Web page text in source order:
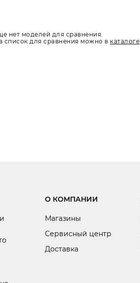
нет моделей для сравнения.
список для сравнения можно в каталоге
О КОМПАНИИ
Магазины
Сервисный центр
Доставка